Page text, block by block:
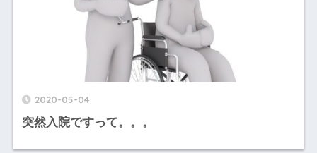
2020-05-04
突然入院ですって。。。